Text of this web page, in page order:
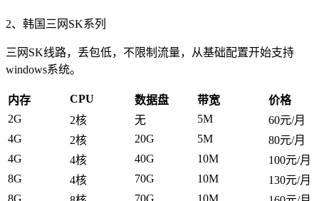
2、韩国三网SK系列
三网SK线路，丢包低，不限制流量，从基础配置开始支持
windows系统。
内存 CPU 数据盘 带宽
价格
2G
2核 无 5M
60元/月
4G
2核 20G 5M
80元/月
4G
4核 40G 10M
100元/月
8G
4核 70G 10M
130元/月
8G
70G 10M